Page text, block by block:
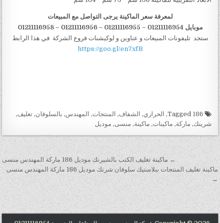
لمعرفة سعر الماكينة يرجى التواصل مع المبيعات
موبايل 01211116954 – 01211116955 – 01211116956
–
01211116958
ستجد تليفونات المبيعات و عناوين و لوكيشنات فروع الشركة في هذا الرابط
https://goo.gl/en7xfB
186
, الحراري, الشفاف, المنتجات, المهندس, بالسلوفان,تغليف,
شرينك, ماركة, ماكينات, ماكينة, منسى, موديل
تصفّح المقالات← ماكينة تغليف الكتب بالشيرنك موديل 186 ماركة المهندس منسى
ماكينة تغليف المنتجات ببلاستيك سلوفان شرنك موديل 186 ماركة المهندس منسى
→